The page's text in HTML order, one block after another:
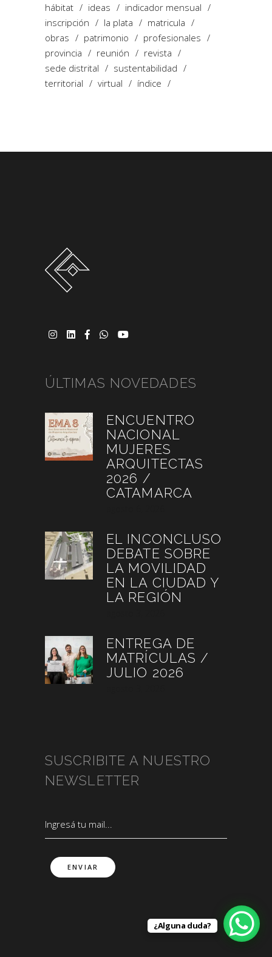
hábitat
ideas
indicador mensual
inscripción
la plata
matricula
obras
patrimonio
profesionales
provincia
reunión
revista
sede distrital
sustentabilidad
territorial
virtual índice
ÚLTIMAS NOVEDADES
ENCUENTRO
NACIONAL
MUJERES
ARQUITECTAS
2026 /
CATAMARCA
EL INCONCLUSO
DEBATE SOBRE
LA MOVILIDAD
EN LA CIUDAD Y
LA REGIÓN
ENTREGA DE
MATRÍCULAS /
JULIO 2026
SUSCRIBITE A NUESTRO
NEWSLETTER
¿Alguna duda?